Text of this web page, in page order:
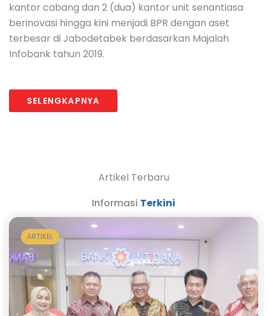
kantor cabang dan 2 (dua) kantor unit senantiasa
berinovasi hingga kini menjadi BPR dengan aset
terbesar di Jabodetabek berdasarkan Majalah
Infobank tahun 2019.
SELENGKAPNYA
Artikel Terbaru
Informasi Terkini
ARTIKEL